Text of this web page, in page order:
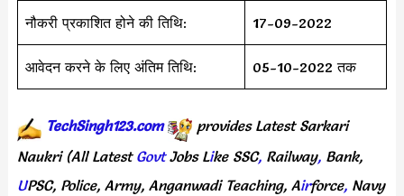
नौकरी प्रकाशित होने की तिथि: 17-09-2022
आवेदन करने के लिए अंतिम तिथि: 05-10-2022 तक
TechSingh123.com provides Latest Sarkari
Naukri (All Latest Govt Jobs Like SSC, Railway, Bank,
UPSC, Police, Army, Anganwadi Teaching, Airforce, Navy